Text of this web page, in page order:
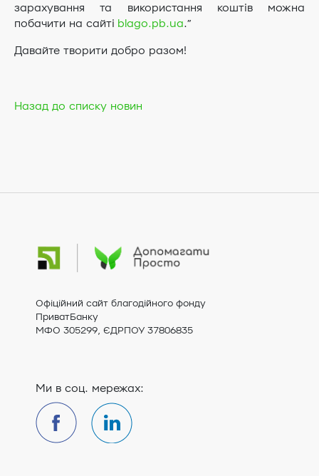
зарахування та використання коштів можна
побачити на сайті blago.pb.ua.”
Давайте творити добро разом!
Назад до списку новин
Офіційний сайт благодійного фонду
ПриватБанку
МФО 305299, ЄДРПОУ 37806835
Ми в соц. мережах: